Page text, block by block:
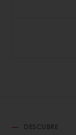
DESCUBRE